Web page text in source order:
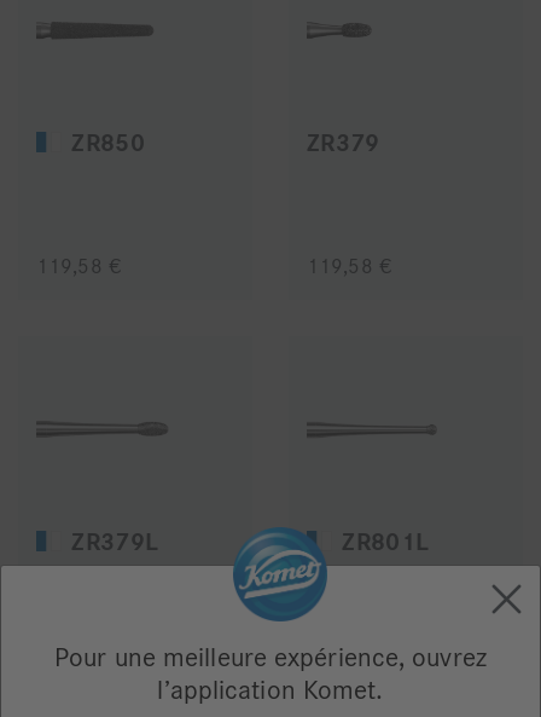
ZR850
119,58 €
ZR379
119,58 €
ZR379L
119,58 €
ZR801L
119,58 €
Pour une meilleure expérience, ouvrez
l’application Komet.